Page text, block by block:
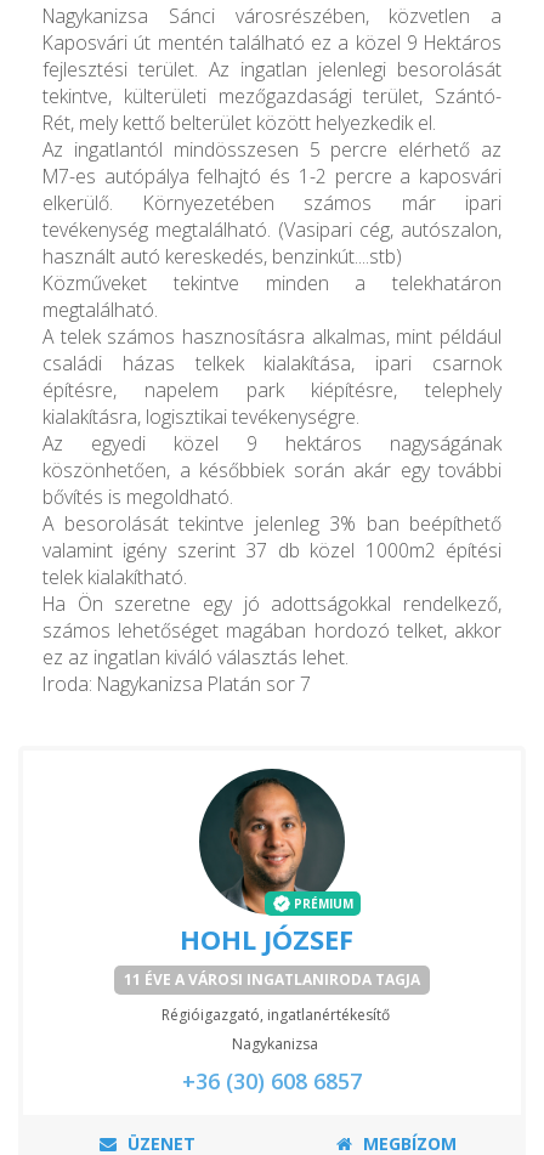
Nagykanizsa Sánci városrészében, közvetlen a
Kaposvári út mentén található ez a közel 9 Hektáros
fejlesztési terület. Az ingatlan jelenlegi besorolását
tekintve, külterületi mezőgazdasági terület, Szántó-
Rét, mely kettő belterület között helyezkedik el.
Az ingatlantól mindösszesen 5 percre elérhető az
M7-es autópálya felhajtó és 1-2 percre a kaposvári
elkerülő. Környezetében számos már ipari
tevékenység megtalálható. (Vasipari cég, autószalon,
használt autó kereskedés, benzinkút....stb)
Közműveket tekintve minden a telekhatáron
megtalálható.
A telek számos hasznosításra alkalmas, mint például
családi házas telkek kialakítása, ipari csarnok
építésre, napelem park kiépítésre, telephely
kialakításra, logisztikai tevékenységre.
Az egyedi közel 9 hektáros nagyságának
köszönhetően, a későbbiek során akár egy további
bővítés is megoldható.
A besorolását tekintve jelenleg 3% ban beépíthető
valamint igény szerint 37 db közel 1000m2 építési
telek kialakítható.
Ha Ön szeretne egy jó adottságokkal rendelkező,
számos lehetőséget magában hordozó telket, akkor
ez az ingatlan kiváló választás lehet.
Iroda: Nagykanizsa Platán sor 7
PRÉMIUM
HOHL JÓZSEF
11 ÉVE A VÁROSI INGATLANIRODA TAGJA
Régióigazgató, ingatlanértékesítő
Nagykanizsa
+36 (30) 608 6857
ÜZENET MEGBÍZOM